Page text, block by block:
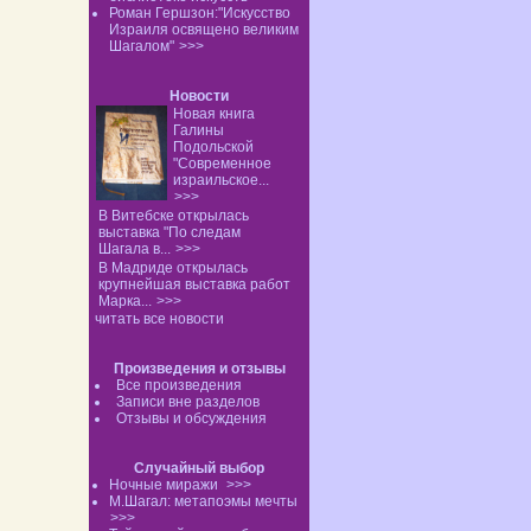
Роман Гершзон:"Искусство
Израиля освящено великим
Шагалом" >>>
Новости
Новая книга
Галины
Подольской
"Современное
израильское...
>>>
В Витебске открылась
выставка "По следам
Шагала в... >>>
В Мадриде открылась
крупнейшая выставка работ
Марка... >>>
читать все новости
Произведения и отзывы
Все произведения
Записи вне разделов
Отзывы и обсуждения
Случайный выбор
Ночные миражи >>>
М.Шагал: метапоэмы мечты
>>>